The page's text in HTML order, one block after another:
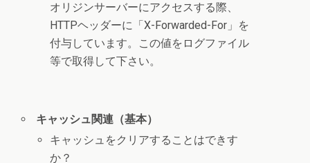
オリジンサーバーにアクセスする際、
HTTPヘッダーに「X-Forwarded-For」を
付与しています。この値をログファイル
等で取得して下さい。
キャッシュ関連（基本）
キャッシュをクリアすることはできす
か？